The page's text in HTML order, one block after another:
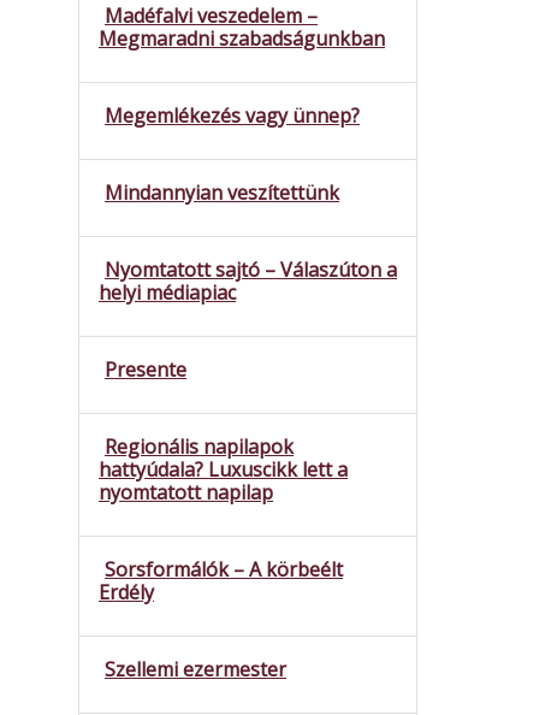
Madéfalvi veszedelem –
Megmaradni szabadságunkban
Megemlékezés vagy ünnep?
Mindannyian veszítettünk
Nyomtatott sajtó – Válaszúton a
helyi médiapiac
Presente
Regionális napilapok
hattyúdala? Luxuscikk lett a
nyomtatott napilap
Sorsformálók – A körbeélt
Erdély
Szellemi ezermester